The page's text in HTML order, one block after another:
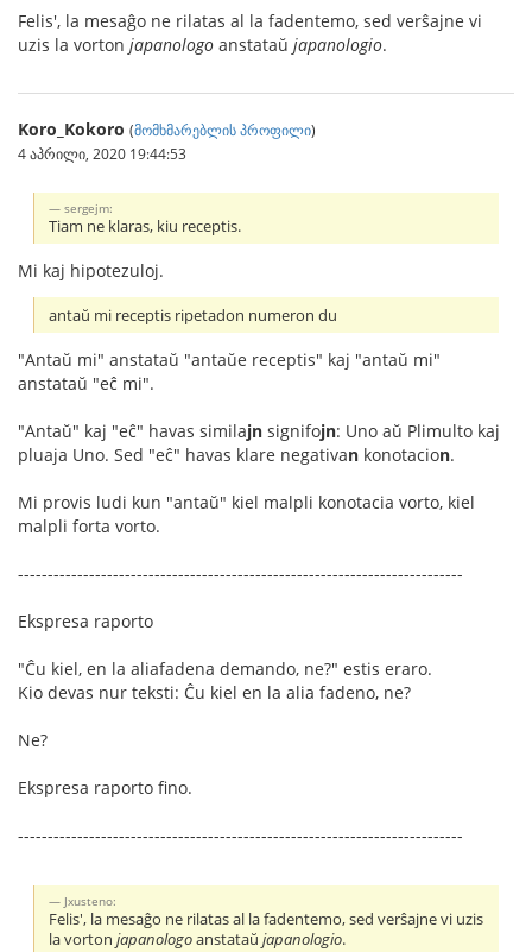
Felis', la mesaĝo ne rilatas al la fadentemo, sed verŝajne vi
uzis la vorton japanologo anstataŭ japanologio.
Koro_Kokoro (მომხმარებლის პროფილი)
4 აპრილი, 2020 19:44:53
sergejm:
Tiam ne klaras, kiu receptis.
Mi kaj hipotezuloj.
antaŭ mi receptis ripetadon numeron du
"Antaŭ mi" anstataŭ "antaŭe receptis" kaj "antaŭ mi"
anstataŭ "eĉ mi".
"Antaŭ" kaj "eĉ" havas similajn signifojn: Uno aŭ Plimulto kaj
pluaja Uno. Sed "eĉ" havas klare negativan konotacion.
Mi provis ludi kun "antaŭ" kiel malpli konotacia vorto, kiel
malpli forta vorto.
---------------------------------------------------------------------------
Ekspresa raporto
"Ĉu kiel, en la aliafadena demando, ne?" estis eraro.
Kio devas nur teksti: Ĉu kiel en la alia fadeno, ne?
Ne?
Ekspresa raporto fino.
---------------------------------------------------------------------------
Jxusteno:
Felis', la mesaĝo ne rilatas al la fadentemo, sed verŝajne vi uzis
la vortonjapanologoanstataŭjapanologio.